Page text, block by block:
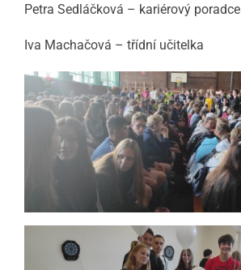
Petra Sedláčková – kariérový poradce
Iva Machačová – třídní učitelka